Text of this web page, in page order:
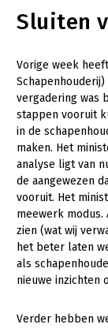
Goed eten
Mooi groen
Sterk
Thema’s
Gezonde
Gezonde
Natuur,
Bodem en
Mens,
Sluiten
Vorige week
vergadering was
stappen vooruit
in de
maken. Het
analyse ligt van
de aangewezen
vooruit. Het
meewerk
zien (wat wij
het beter laten
als
nieuwe inzichten
Verder hebben